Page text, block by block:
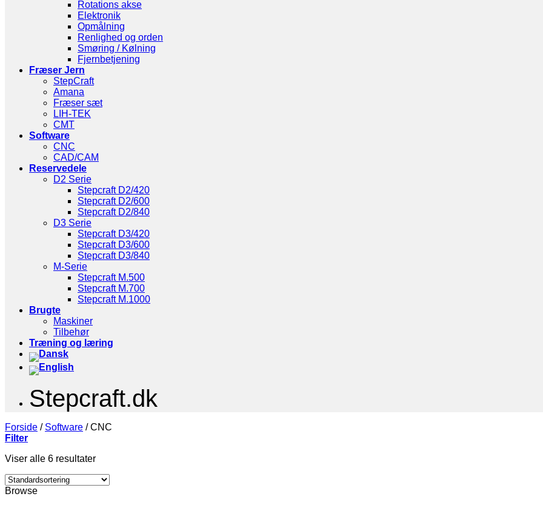
Rotations akse
Elektronik
Opmålning
Renlighed og orden
Smøring / Kølning
Fjernbetjening
Fræser Jern
StepCraft
Amana
Fræser sæt
LIH-TEK
CMT
Software
CNC
CAD/CAM
Reservedele
D2 Serie
Stepcraft D2/420
Stepcraft D2/600
Stepcraft D2/840
D3 Serie
Stepcraft D3/420
Stepcraft D3/600
Stepcraft D3/840
M-Serie
Stepcraft M.500
Stepcraft M.700
Stepcraft M.1000
Brugte
Maskiner
Tilbehør
Træning og læring
Stepcraft.dk
Forside / Software /CNC
Filter
Viser alle 6 resultater
Browse